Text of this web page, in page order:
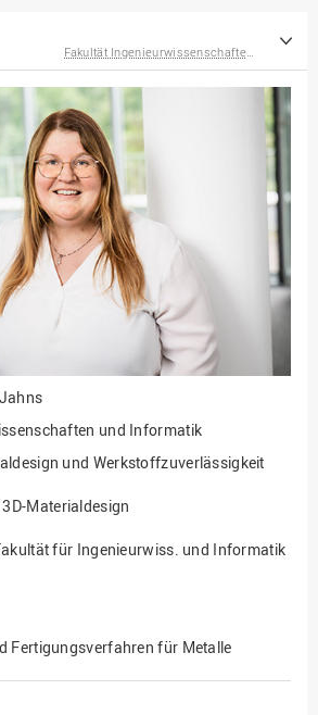
und
und
Fakultät Ingenieurwissenschaften und Informatik
und Informatik
und Werkstoffzuverlässigkeit
Materialdesign
für Ingenieurwiss. und Informatik
Fertigungsverfahren für Metalle